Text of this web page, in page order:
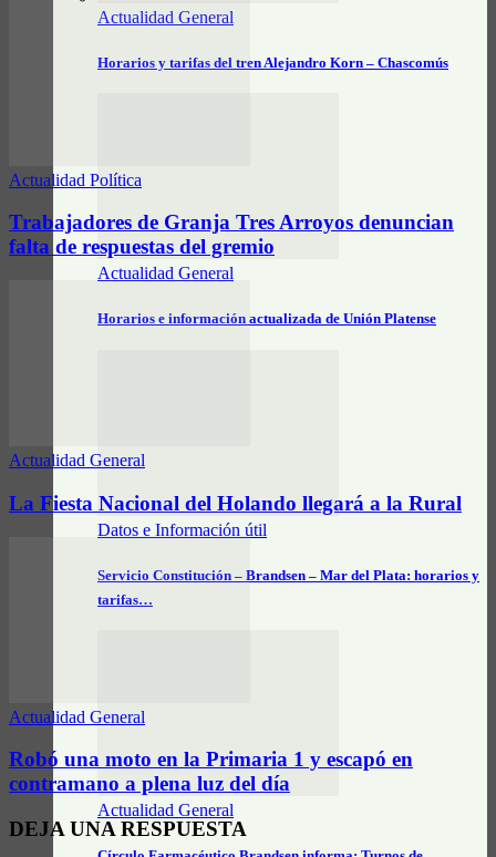
Actualidad General
Horarios y tarifas del tren Alejandro Korn – Chascomús
Actualidad General
Horarios e información actualizada de Unión Platense
Datos e Información útil
Servicio Constitución – Brandsen – Mar del Plata: horarios y
tarifas…
Actualidad General
Actualidad Política
Trabajadores de Granja Tres Arroyos denuncian
falta de respuestas del gremio
Actualidad General
La Fiesta Nacional del Holando llegará a la Rural
Actualidad General
Robó una moto en la Primaria 1 y escapó en
contramano a plena luz del día
DEJA UNA RESPUESTA